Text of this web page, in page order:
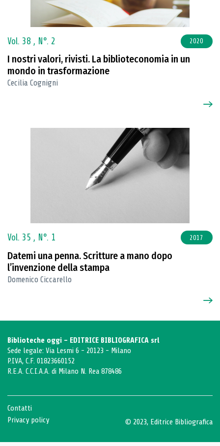
Vol. 38 , N°. 2 2020
I nostri valori, rivisti. La biblioteconomia in un
mondo in trasformazione
Cecilia Cognigni
Vol. 35 , N°. 1 2017
Datemi una penna. Scritture a mano dopo
l’invenzione della stampa
Domenico Ciccarello
Biblioteche oggi - EDITRICE BIBLIOGRAFICA srl
Sede legale: Via Lesmi 6 - 20123 - Milano
P.IVA, C.F. 01823660152
R.E.A. C.C.I.A.A. di Milano N. Rea 878486
Contatti
Privacy policy
© 2023, Editrice Bibliografica